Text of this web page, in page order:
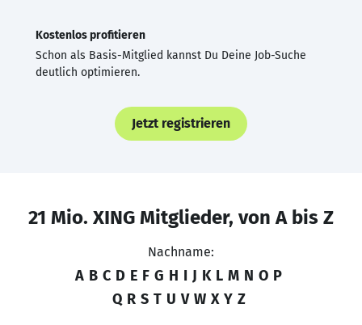
Kostenlos profitieren
Schon als Basis-Mitglied kannst Du Deine Job-Suche
deutlich optimieren.
Jetzt registrieren
21 Mio. XING Mitglieder, von A bis Z
Nachname:
A B C D E F G H I J K L M N O P
Q R S T U V W X Y Z